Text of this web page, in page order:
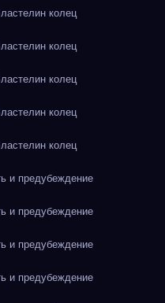
колец
колец
колец
колец
колец
и предубеждение
и предубеждение
и предубеждение
и предубеждение